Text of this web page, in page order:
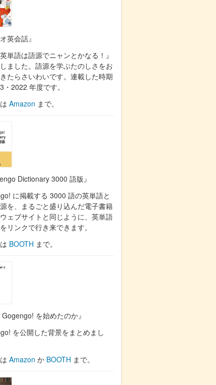
英会話』
単語は語源でニャンとかなる！』
ました。語源を学ぶたのしさをお
たらさいわいです。連載した時期
・2022 年度です。
Amazon まで。
Dictionary 3000 語版』
に掲載する 3000 語の英単語と
を、まるごと盛り込んだ電子書籍
ェブサイトと同じように、英単語
リンクで行き来できます。
BOOTH まで。
Gogengo! を始めたのか』
を公開した背景をまとめまし
Amazon か BOOTH まで。